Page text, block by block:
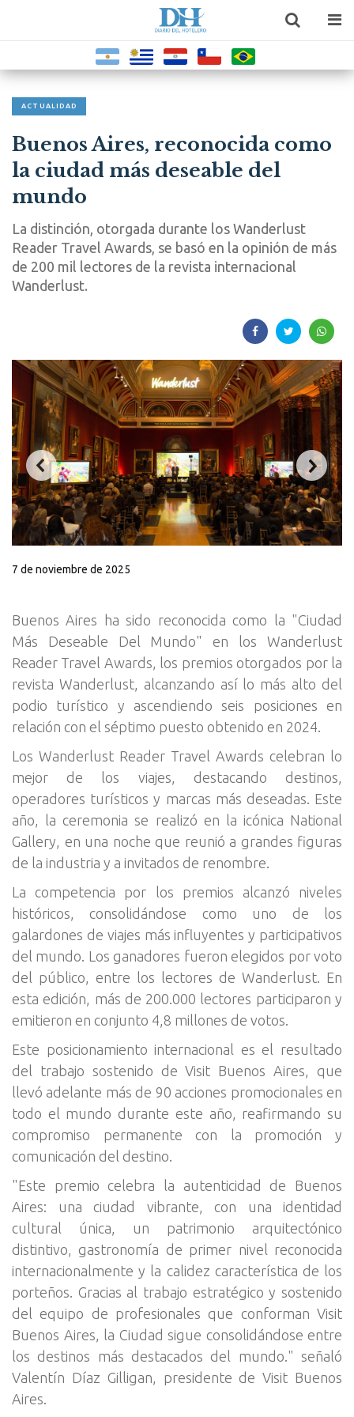
ACTUALIDAD
Buenos Aires, reconocida como
la ciudad más deseable del
mundo
La distinción, otorgada durante los Wanderlust
Reader Travel Awards, se basó en la opinión de más
de 200 mil lectores de la revista internacional
Wanderlust.
7 de noviembre de 2025
Buenos Aires ha sido reconocida como la "Ciudad
Más Deseable Del Mundo" en los Wanderlust
Reader Travel Awards, los premios otorgados por la
revista Wanderlust, alcanzando así lo más alto del
podio turístico y ascendiendo seis posiciones en
relación con el séptimo puesto obtenido en 2024.
Los Wanderlust Reader Travel Awards celebran lo
mejor de los viajes, destacando destinos,
operadores turísticos y marcas más deseadas. Este
año, la ceremonia se realizó en la icónica National
Gallery, en una noche que reunió a grandes figuras
de la industria y a invitados de renombre.
La competencia por los premios alcanzó niveles
históricos, consolidándose como uno de los
galardones de viajes más influyentes y participativos
del mundo. Los ganadores fueron elegidos por voto
del público, entre los lectores de Wanderlust. En
esta edición, más de 200.000 lectores participaron y
emitieron en conjunto 4,8 millones de votos.
Este posicionamiento internacional es el resultado
del trabajo sostenido de Visit Buenos Aires, que
llevó adelante más de 90 acciones promocionales en
todo el mundo durante este año, reafirmando su
compromiso permanente con la promoción y
comunicación del destino.
"Este premio celebra la autenticidad de Buenos
Aires: una ciudad vibrante, con una identidad
cultural única, un patrimonio arquitectónico
distintivo, gastronomía de primer nivel reconocida
internacionalmente y la calidez característica de los
porteños. Gracias al trabajo estratégico y sostenido
del equipo de profesionales que conforman Visit
Buenos Aires, la Ciudad sigue consolidándose entre
los destinos más destacados del mundo." señaló
Valentín Díaz Gilligan, presidente de Visit Buenos
Aires.